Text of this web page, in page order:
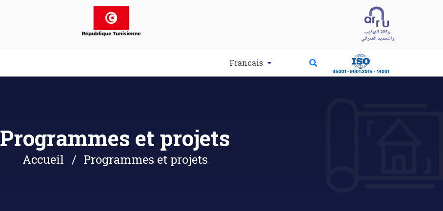
Francais
Programmes et projets
Accueil Programmes et projets